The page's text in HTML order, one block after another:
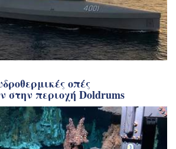
οπές
περιοχή Doldrums